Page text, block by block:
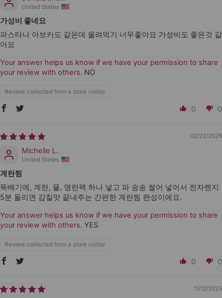
United States
가성비 좋네요
파스타나 아보카도 같은데 올려먹기 너무좋아요 가성비도 좋은것 같
아요
Your answer helps us know if we have your permission to share
your review with others. NO
Review collected from a store visitor
0 0
02/22/2026
Michelle L.
United States
계란찜
뚝배기에, 계란, 물, 명란팩 하나 넣고 파 송송 썰어 넣어서 전자렌지
5분 돌리면 감칠맛 끝내주는 간편한 계란찜 완성이에요.
Your answer helps us know if we have your permission to share
your review with others. YES
Review collected from a store visitor
0 0
11/12/2025